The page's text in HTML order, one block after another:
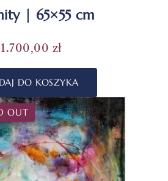
| 65×55 cm
1.700,00 zł
DO KOSZYKA